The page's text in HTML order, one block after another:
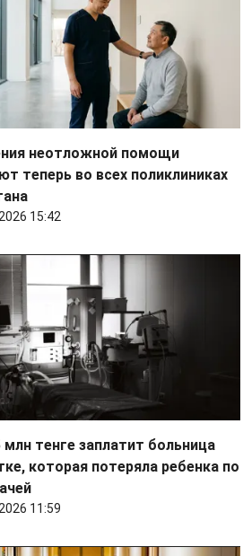
неотложной помощи
теперь во всех поликлиниках
15:42
млн тенге заплатит больница
которая потеряла ребенка по
11:59